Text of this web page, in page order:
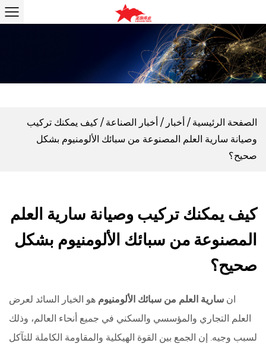
الصفحة الرئيسية / أخبار / أخبار الصناعة / كيف يمكنك تركيب
وصيانة سارية العلم المصنوعة من سبائك الألومنيوم بشكل
صحيح؟
كيف يمكنك تركيب وصيانة سارية العلم
المصنوعة من سبائك الألومنيوم بشكل
صحيح؟
ان سارية العلم من سبائك الألومنيوم هو الخيار السائد لعرض
العلم التجاري والمؤسسي والسكني في جميع أنحاء العالم، وذلك
لسبب وجيه. إن الجمع بين القوة الهيكلية والمقاومة الكاملة للتآكل